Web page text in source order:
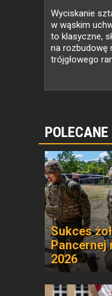
Wyciskanie
w wąskim
to klasyczne,
na rozbudowę
trójgłowego
POLECANE
Sukces
Pancernej
2026